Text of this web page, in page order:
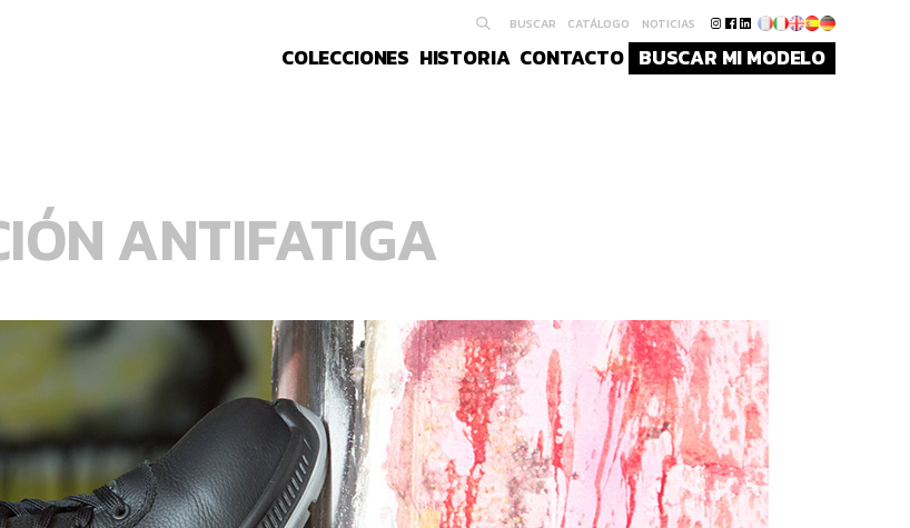
COLECCIONES HISTORIA CONTACTO BUSCAR MI MODELO
BUSCAR CATÁLOGO NOTICIAS
ANTIFATIGA